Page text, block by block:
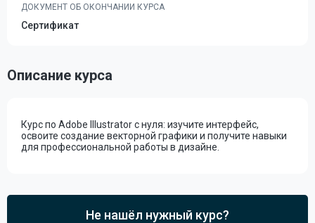
ДОКУМЕНТ ОБ ОКОНЧАНИИ КУРСА
Сертификат
Описание курса
Курс по Adobe Illustrator с нуля: изучите интерфейс,
освоите создание векторной графики и получите навыки
для профессиональной работы в дизайне.
Не нашёл нужный курс?